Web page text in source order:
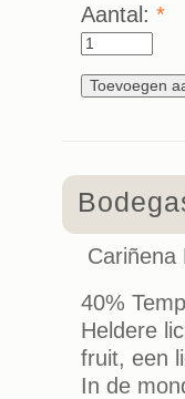
Aantal: *
Cariñena
40%
Heldere
fruit, een
In de